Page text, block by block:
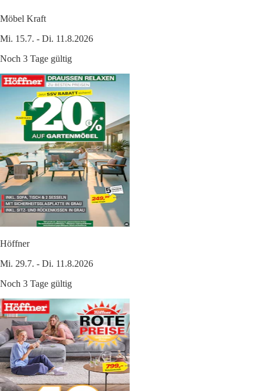
Möbel Kraft
Mi. 15.7. - Di. 11.8.2026
Noch 3 Tage gültig
Höffner
Mi. 29.7. - Di. 11.8.2026
Noch 3 Tage gültig